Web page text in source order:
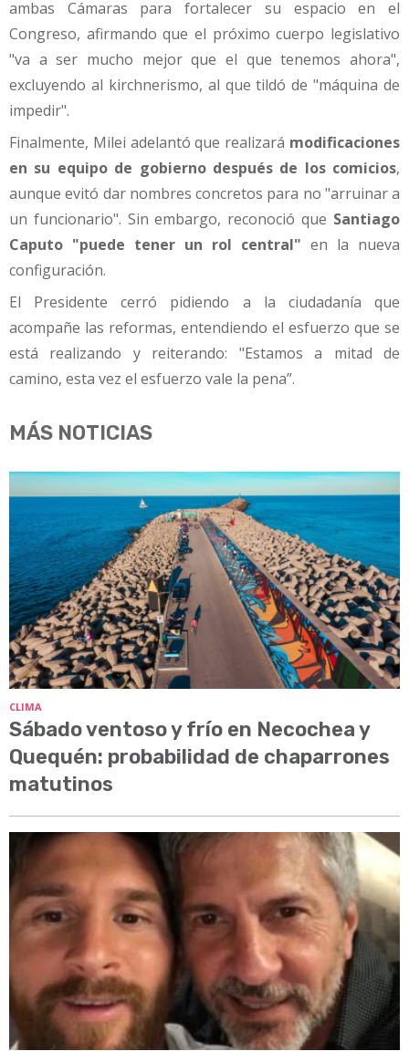
ambas Cámaras para fortalecer su espacio en el
Congreso, afirmando que el próximo cuerpo legislativo
"va a ser mucho mejor que el que tenemos ahora",
excluyendo al kirchnerismo, al que tildó de "máquina de
impedir".
Finalmente, Milei adelantó que realizará modificaciones
en su equipo de gobierno después de los comicios,
aunque evitó dar nombres concretos para no "arruinar a
un funcionario". Sin embargo, reconoció que Santiago
Caputo "puede tener un rol central" en la nueva
configuración.
El Presidente cerró pidiendo a la ciudadanía que
acompañe las reformas, entendiendo el esfuerzo que se
está realizando y reiterando: "Estamos a mitad de
camino, esta vez el esfuerzo vale la pena”.
MÁS NOTICIAS
CLIMA
Sábado ventoso y frío en Necochea y
Quequén: probabilidad de chaparrones
matutinos